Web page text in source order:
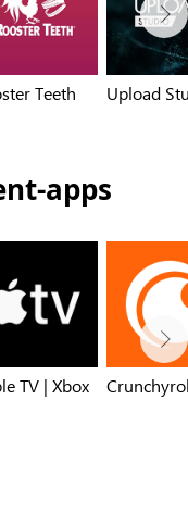
Teeth Upload
apps
TV | Xbox